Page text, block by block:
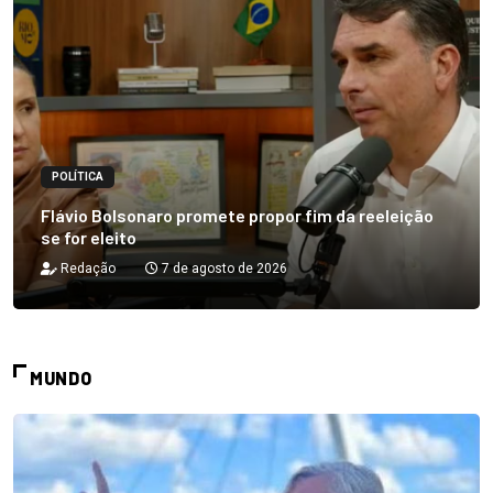
POLÍTICA
Flávio Bolsonaro promete propor fim da reeleição
se for eleito
Redação 7 de agosto de 2026
MUNDO